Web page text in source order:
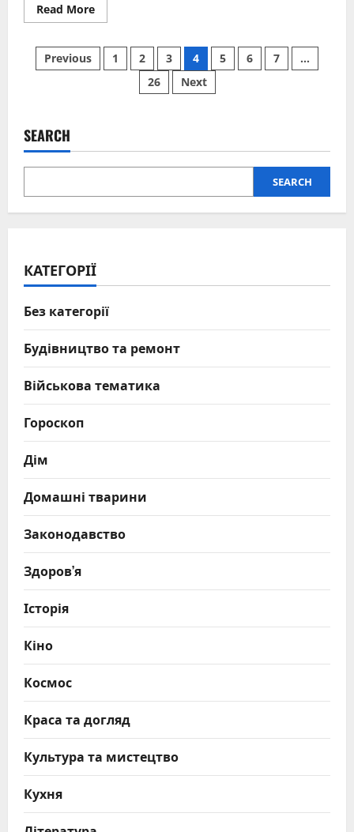
Read MoreRead
more
Туреччині:
сейсмічна
реальність,
Posts
Previous 1 2 3 4 5 6 7
…
26
Next
SEARCH
SEARCH
КАТЕГОРІЇ
Без категорії
Будівництво та ремонт
Військова тематика
Гороскоп
Дім
Домашні тварини
Законодавство
Здоров’я
Історія
Кіно
Космос
Краса та догляд
Культура та мистецтво
Кухня